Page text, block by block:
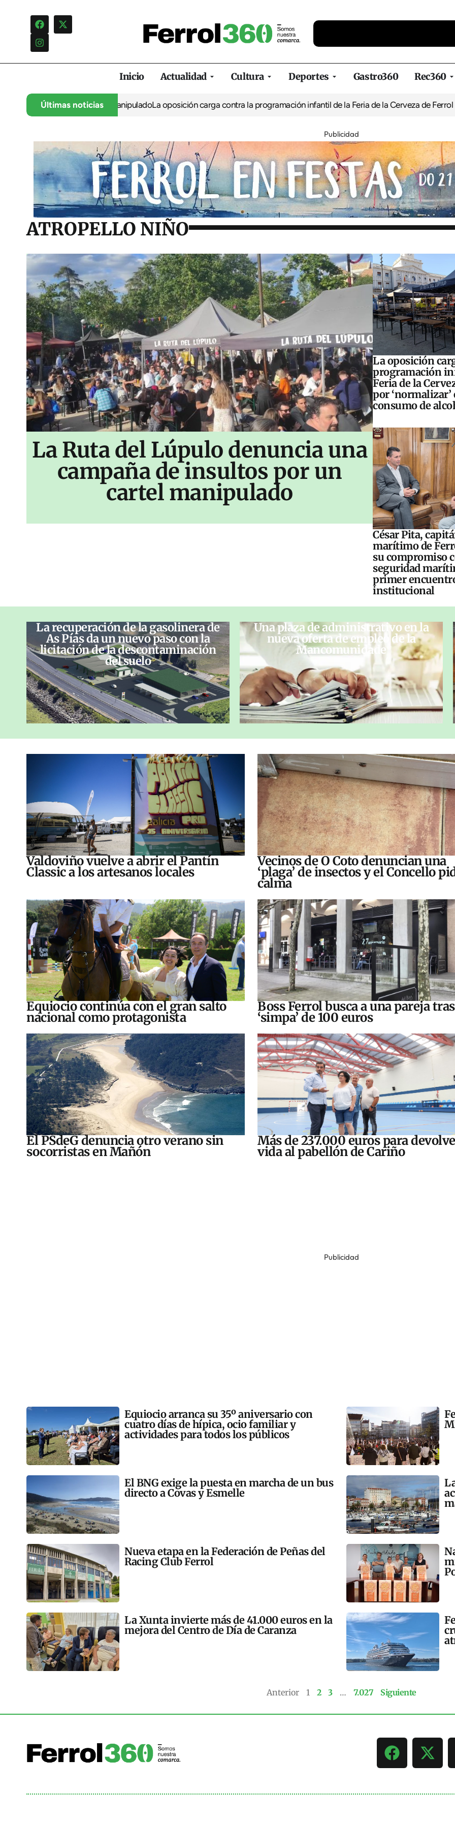
Inicio Actualidad Cultura Deportes Gastro360 Rec360
Últimas noticias
por un cartel manipulado La oposición carga contra la programación infantil de la Feria de la Cerveza de Ferrol por
Publicidad
ATROPELLO NIÑO
La Ruta del Lúpulo denuncia una
campaña de insultos por un
cartel manipulado
La oposición
programación
Feria de la
por ‘normalizar’
consumo de
César Pita,
marítimo de
su compromiso
seguridad
primer
institucional
La recuperación de la gasolinera de
As Pías da un nuevo paso con la
licitación de la descontaminación
del suelo
Una plaza de administrativo en la
nueva oferta de empleo de la
Mancomunidade
Valdoviño vuelve a abrir el Pantín
Classic a los artesanos locales
Vecinos de O Coto denuncian una
‘plaga’ de insectos y el Concello
calma
Equiocio continúa con el gran salto
nacional como protagonista
Boss Ferrol busca a una pareja
‘simpa’ de 100 euros
El PSdeG denuncia otro verano sin
socorristas en Mañón
Más de 237.000 euros para
vida al pabellón de Cariño
Publicidad
Equiocio arranca su 35º aniversario con
cuatro días de hípica, ocio familiar y
actividades para todos los públicos
El BNG exige la puesta en marcha de un bus
directo a Covas y Esmelle
Nueva etapa en la Federación de Peñas del
Racing Club Ferrol
La Xunta invierte más de 41.000 euros en la
mejora del Centro de Día de Caranza
Anterior 1 2 3 … 7.027 Siguiente